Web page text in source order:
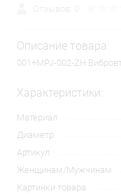
Описание товара:
001+MPJ-002-ZH
Характеристики:
Материал
Диаметр
Артикул
Женщинам/Мужчинам
Картинки товара